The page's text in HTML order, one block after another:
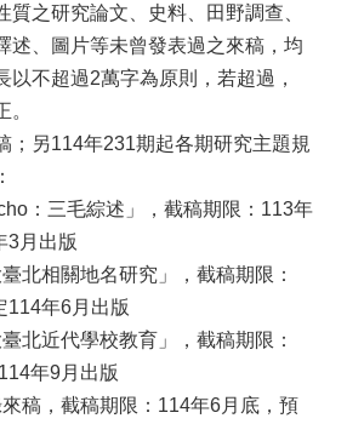
質之研究論文、史料、田野調查、
述、圖片等未曾發表過之來稿，均
以不超過2萬字為原則，若超過，
；另114年231期起各期研究主題規
：三毛綜述」，截稿期限：113年
3月出版
北相關地名研究」，截稿期限：
114年6月出版
北近代學校教育」，截稿期限：
年9月出版
稿，截稿期限：114年6月底，預